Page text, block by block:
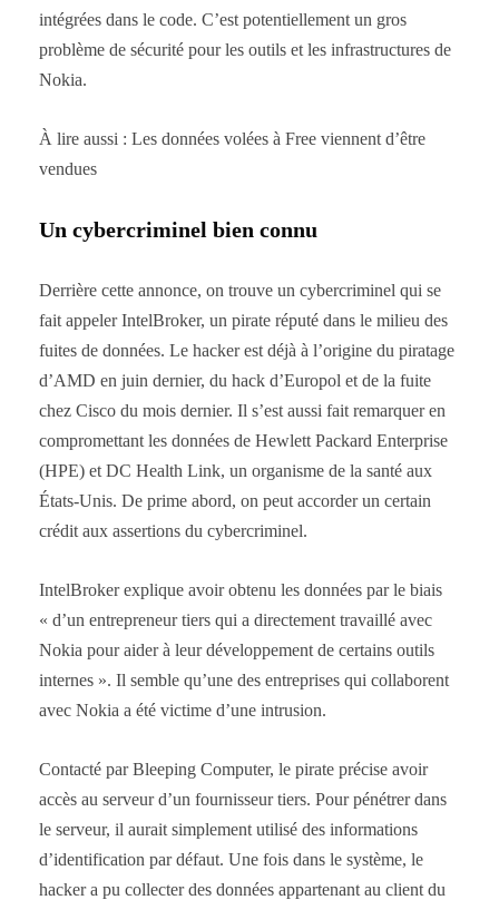
intégrées dans le code. C’est potentiellement un gros
problème de sécurité pour les outils et les infrastructures de
Nokia.
À lire aussi : Les données volées à Free viennent d’être
vendues
Un cybercriminel bien connu
Derrière cette annonce, on trouve un cybercriminel qui se
fait appeler IntelBroker, un pirate réputé dans le milieu des
fuites de données. Le hacker est déjà à l’origine du piratage
d’AMD en juin dernier, du hack d’Europol et de la fuite
chez Cisco du mois dernier. Il s’est aussi fait remarquer en
compromettant les données de Hewlett Packard Enterprise
(HPE) et DC Health Link, un organisme de la santé aux
États-Unis. De prime abord, on peut accorder un certain
crédit aux assertions du cybercriminel.
IntelBroker explique avoir obtenu les données par le biais
« d’un entrepreneur tiers qui a directement travaillé avec
Nokia pour aider à leur développement de certains outils
internes ». Il semble qu’une des entreprises qui collaborent
avec Nokia a été victime d’une intrusion.
Contacté par Bleeping Computer, le pirate précise avoir
accès au serveur d’un fournisseur tiers. Pour pénétrer dans
le serveur, il aurait simplement utilisé des informations
d’identification par défaut. Une fois dans le système, le
hacker a pu collecter des données appartenant au client du